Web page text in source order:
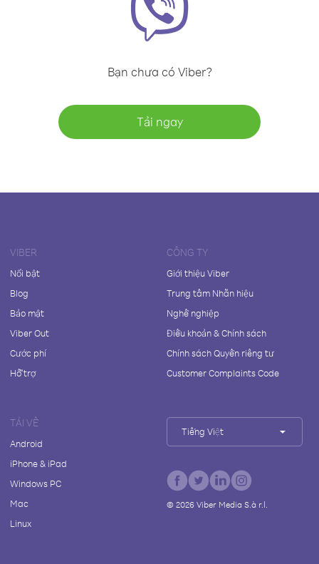
Bạn chưa có Viber?
Tải ngay
VIBER
Nổi bật
Blog
Bảo mật
Viber Out
Cước phí
Hỗ trợ
CÔNG TY
Giới thiệu Viber
Trung tâm Nhãn hiệu
Nghề nghiệp
Điều khoản & Chính sách
Chính sách Quyền riêng tư
Customer Complaints Code
TẢI VỀ
Android
iPhone & iPad
Windows PC
Mac
Linux
Tiếng Việt
© 2026Viber Media S.à r.l.